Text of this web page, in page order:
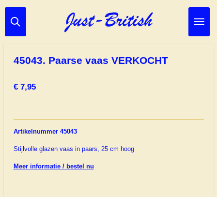
Ga
direct
45043. Paarse vaas VERKOCHT
€ 7,95
Artikelnummer 45043
Stijlvolle glazen vaas in paars, 25 cm hoog
Meer informatie / bestel nu